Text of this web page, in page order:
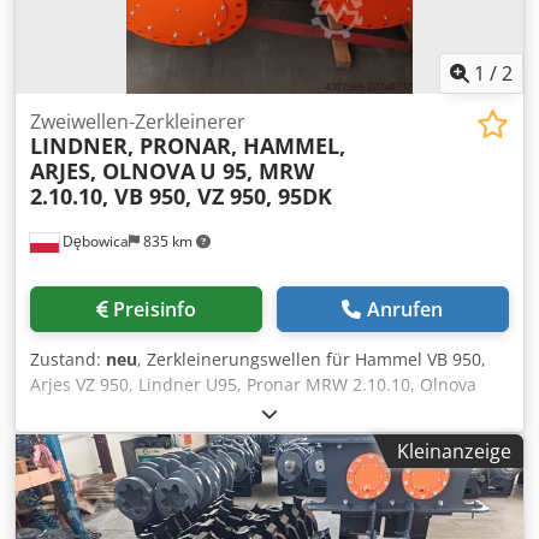
1 /2
Dębowica 835 km
Zweiwellen-Zerkleinerer
LINDNER, PRONAR, HAMMEL,
ARJES, OLNOVA U 95, MRW
2.10.10, VB 950, VZ 950, 95DK
Preisinfo Anrufen
Zustand: neu, Zerkleinerungswellen für Hammel VB 950,
Arjes VZ 950, Lindner U95, Pronar MRW 2.10.10, Olnova
95DK In allen Ausführungen mit Seitenkämmen und
Brechleisten erhältlich: - 6-8-8 - 8-8-8 - 6-10-10 - 8-10-10 -
10-10-10 - 12-10-10 PROTECHNIKA ist ein Unternehmen mit
21-jähriger Geschichte und befasst sich seit Beginn seiner
Tätigkeit mit der Fertigung von Ersatzteilen und
Kleinanzeige